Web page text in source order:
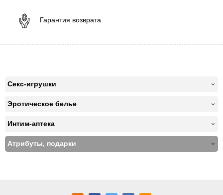
Гарантия возврата
Секс-игрушки
Эротическое белье
Интим-аптека
Атрибуты, подарки